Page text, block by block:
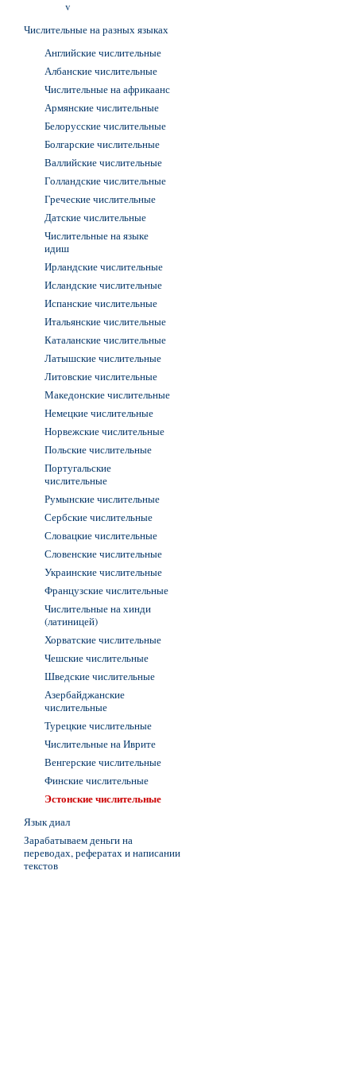
v
Числительные на разных языках
Английские числительные
Албанские числительные
Числительные на африкаанс
Армянские числительные
Белорусские числительные
Болгарские числительные
Валлийские числительные
Голландские числительные
Греческие числительные
Датские числительные
Числительные на языке
идиш
Ирландские числительные
Исландские числительные
Испанские числительные
Итальянские числительные
Каталанские числительные
Латышские числительные
Литовские числительные
Македонские числительные
Немецкие числительные
Норвежские числительные
Польские числительные
Португальские
числительные
Румынские числительные
Сербские числительные
Словацкие числительные
Словенские числительные
Украинские числительные
Французские числительные
Числительные на хинди
(латиницей)
Хорватские числительные
Чешские числительные
Шведские числительные
Азербайджанские
числительные
Турецкие числительные
Числительные на Иврите
Венгерские числительные
Финские числительные
Эстонские числительные
Язык диал
Зарабатываем деньги на
переводах, рефератах и написании
текстов